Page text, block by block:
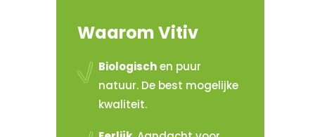
Waarom Vitiv
Biologischen puur
natuur. De best mogelijke
kwaliteit.